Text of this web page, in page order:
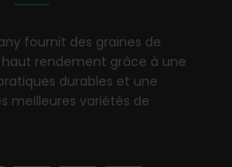
fournit des graines de
rendement grâce à une
durables et une
meilleures variétés de